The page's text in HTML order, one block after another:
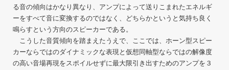
る音の傾向はかなり異なり、アンプによって送りこまれたエネルギ
ーをすべて音に変換するのではなく、どちらかというと気持ち良く
鳴らすという方向のスピーカーである。
こうした音質傾向を踏まえたうえで、ここでは、ホーン型スピー
カーならではのダイナミックな表現と仮想同軸型ならではの解像度
の高い音場再現をスポイルせずに最大限引き出すためのアンプを３